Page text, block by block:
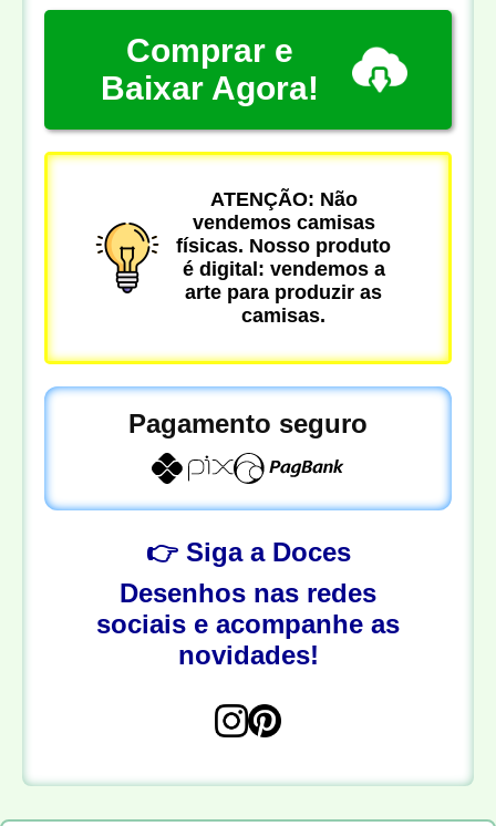
Comprar e
Baixar Agora!
ATENÇÃO: Não
vendemos camisas
físicas. Nosso produto
é digital: vendemos a
arte para produzir as
camisas.
Pagamento seguro
👉 Siga a Doces
Desenhos nas redes
sociais e acompanhe as
novidades!